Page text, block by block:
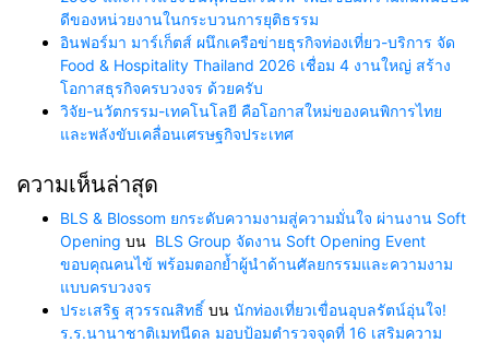
ดีของหน่วยงานในกระบวนการยุติธรรม
อินฟอร์มา มาร์เก็ตส์ ผนึกเครือข่ายธุรกิจท่องเที่ยว-บริการ จัด
Food & Hospitality Thailand 2026 เชื่อม 4 งานใหญ่ สร้าง
โอกาสธุรกิจครบวงจร ด้วยครับ
วิจัย-นวัตกรรม-เทคโนโลยี คือโอกาสใหม่ของคนพิการไทย
และพลังขับเคลื่อนเศรษฐกิจประเทศ
ความเห็นล่าสุด
BLS & Blossom ยกระดับความงามสู่ความมั่นใจ ผ่านงาน Soft
Opening บน BLS Group จัดงาน Soft Opening Event
ขอบคุณคนไข้ พร้อมตอกย้ำผู้นำด้านศัลยกรรมและความงาม
แบบครบวงจร
ประเสริฐ สุวรรณสิทธิ์ บน นักท่องเที่ยวเขื่อนอุบลรัตน์อุ่นใจ!
ร.ร.นานาชาติเมทนีดล มอบป้อมตำรวจจุดที่ 16 เสริมความ